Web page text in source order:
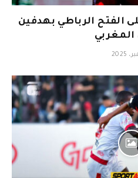
الفتح الرباطي بهدفين
المغربي